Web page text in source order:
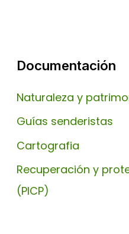
Documentación
Naturaleza y
Guías senderistas
Cartografia
Recuperación y
(PICP)